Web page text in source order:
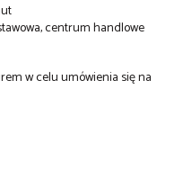
centrum handlowe
w celu umówienia się na